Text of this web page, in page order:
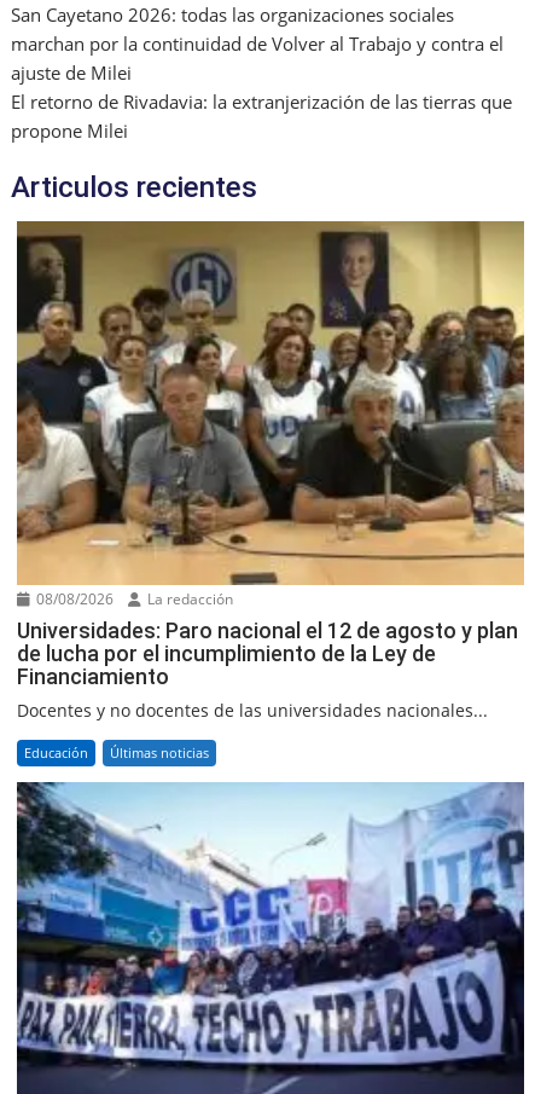
San Cayetano 2026: todas las organizaciones sociales
marchan por la continuidad de Volver al Trabajo y contra el
ajuste de Milei
El retorno de Rivadavia: la extranjerización de las tierras que
propone Milei
Articulos recientes
08/08/2026 La redacción
Universidades: Paro nacional el 12 de agosto y plan
de lucha por el incumplimiento de la Ley de
Financiamiento
Docentes y no docentes de las universidades nacionales...
Educación Últimas noticias